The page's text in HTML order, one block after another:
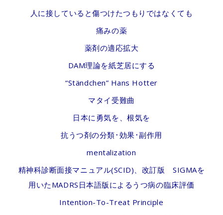
人に接していると傷つけたつもりではなくても
痛みの薬
薬剤の適応拡大
DAM理論を紙芝居にする
“Ständchen” Hans Hotter
マタイ受難曲
日本に勇気を、根気を
抗うつ剤の分類･効果･副作用
mentalization
精神科診断面接マニュアル(SCID)、改訂版 SIGMAを
用いたMADRS日本語版によるうつ病の臨床評価
Intention-To-Treat Principle